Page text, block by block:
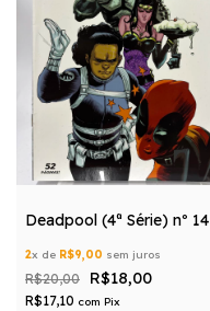
Deadpool (4ª Série) nº 14
2x de R$9,00 sem juros
R$20,00 R$18,00
R$17,10 com Pix